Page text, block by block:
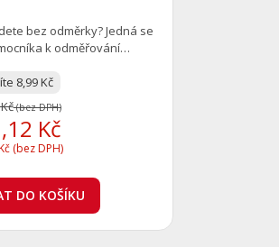
bez odměrky? Jedná se
k odměřování
8,99 Kč
(bez DPH)
Kč
(bez DPH)
DO KOŠÍKU